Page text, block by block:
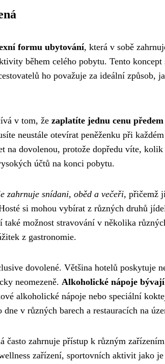
formu ubytování, která v sobě
během celého pobytu. Tento
ho považuje za ideální způsob,
v tom, že zaplatíte jednu cenu
neustále otevírat peněženku při
na dovolenou, protože dopředu víte,
účtů na konci pobytu.
zahrnuje snídani, oběd a večeři, přičemž
si mohou vybírat z různých druhů
možnost stravování v několika
z gastronomie.
dovolené. Většina hotelů poskytuje
neomezeně. Alkoholické nápoje
alkoholické nápoje nebo speciální
v různých barech a restauracích na
často zahrnuje přístup k různým
zařízení, sportovních aktivit jako